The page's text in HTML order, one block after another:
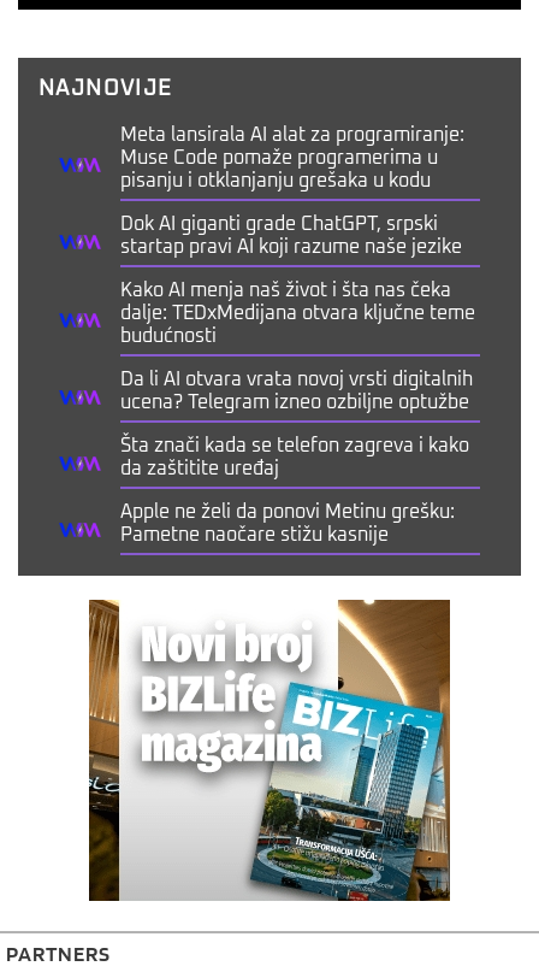
NAJNOVIJE
Meta lansirala AI alat za programiranje:
Muse Code pomaže programerima u
pisanju i otklanjanju grešaka u kodu
Dok AI giganti grade ChatGPT, srpski
startap pravi AI koji razume naše jezike
Kako AI menja naš život i šta nas čeka
dalje: TEDxMedijana otvara ključne teme
budućnosti
Da li AI otvara vrata novoj vrsti digitalnih
ucena? Telegram izneo ozbiljne optužbe
Šta znači kada se telefon zagreva i kako
da zaštitite uređaj
Apple ne želi da ponovi Metinu grešku:
Pametne naočare stižu kasnije
PARTNERS